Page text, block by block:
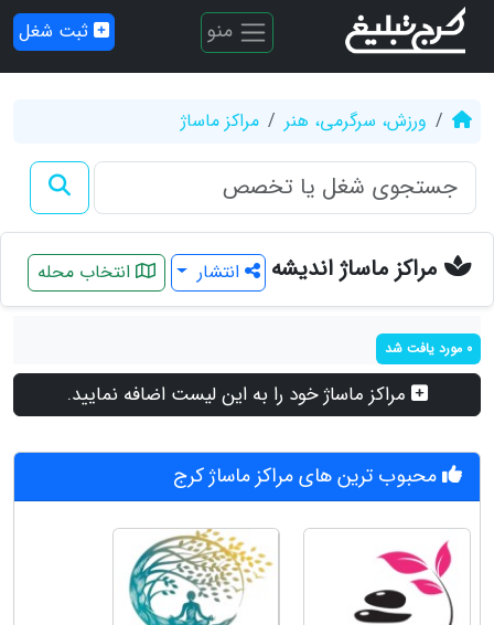
منو ثبت شغل
ورزش، سرگرمی، هنر مراکز ماساژ
مراکز ماساژ اندیشه انتشار انتخاب محله
0 مورد یافت شد
مراکز ماساژ خود را به این لیست اضافه نمایید.
محبوب ترین های مراکز ماساژ کرج